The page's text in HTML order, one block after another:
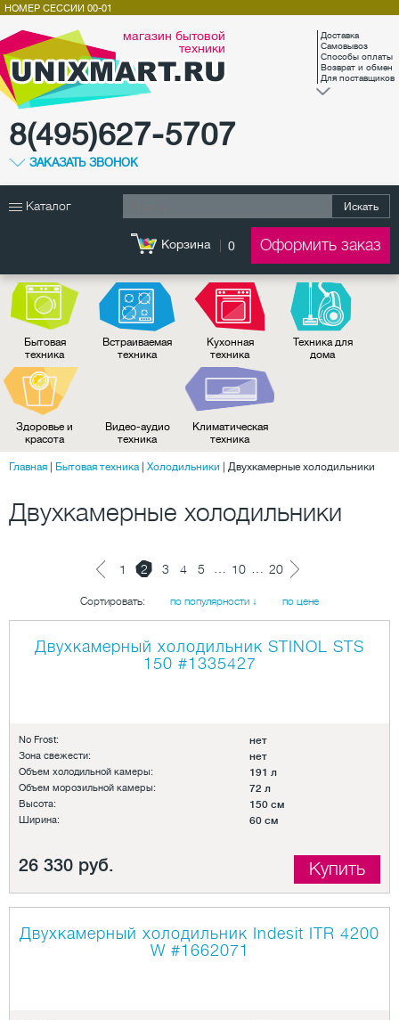
магазин бытовой
техники
8(495)627-5707
ЗАКАЗАТЬ ЗВОНОК
Доставка
Самовывоз
Способы оплаты
Возврат и обмен
Для поставщиков
НОМЕР СЕССИИ 00-01
Каталог Искать
Корзина 0 Оформить заказ
Бытовая
техника
Встраиваемая
техника
Кухонная
техника
Техника для
дома
Здоровье и
красота
Видео-аудио
техника
Климатическая
техника
Главная Бытовая техника| Холодильники Двухкамерные холодильники
Двухкамерные холодильники
1 2 3 4 5 10 20
Сортировать: по популярности ↓ по цене
Двухкамерный холодильник STINOL STS
150 #1335427
No Frost: нет
Зона свежести: нет
Объем холодильной камеры: 191 л
Объем морозильной камеры: 72 л
Высота: 150 см
Ширина: 60 см
26 330 руб. Купить
Двухкамерный холодильник Indesit ITR 4200
W #1662071